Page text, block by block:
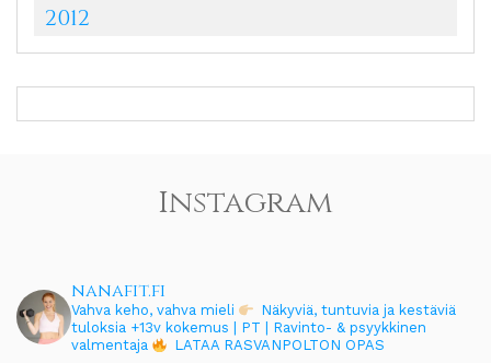
2012
Instagram
nanafit.fi
Vahva keho, vahva mieli
Näkyviä, tuntuvia ja kestäviä
tuloksia +13v kokemus | PT | Ravinto- & psyykkinen
valmentaja
LATAA RASVANPOLTON OPAS